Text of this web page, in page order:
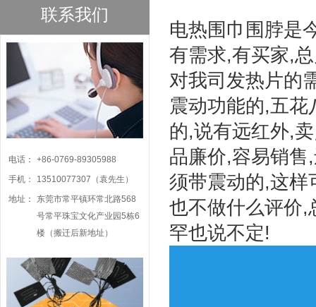
联系我们
电话：
+86-0769-89305988
手机：
13510077307（袁先生）
地址：
东莞市常平镇环常北路568
号常平珠宝文化产业园5栋6
楼（搬迁后新地址）
电热围巾围脖是
有需求,有买家,
对我司发热片的
震动功能的,五
的,说有远红外,
品廉价,容易销售
须带震动的,这样
也不做什么评价,
罕也说不定!